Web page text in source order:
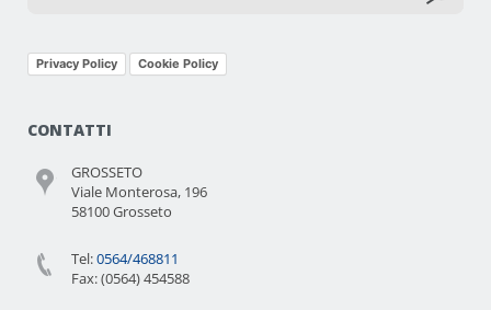
Privacy Policy Cookie Policy
CONTATTI
GROSSETO
Viale Monterosa, 196
58100 Grosseto
Tel:0564/468811
Fax: (0564) 454588